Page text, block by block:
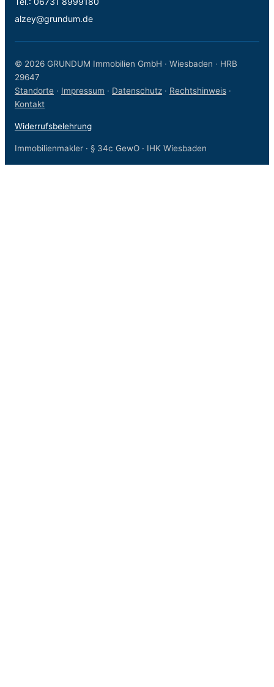
alzey@grundum.de
© 2026 GRUNDUM Immobilien GmbH · Wiesbaden · HRB
29647
Standorte · Impressum · Datenschutz · Rechtshinweis ·
Kontakt
Widerrufsbelehrung
Immobilienmakler · § 34c GewO · IHK Wiesbaden